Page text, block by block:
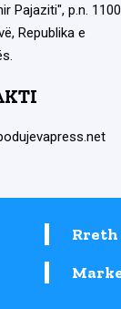
Pajaziti", p.n.
Republika e
Rreth